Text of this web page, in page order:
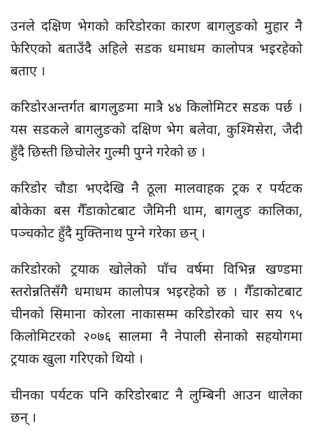
उनले दक्षिण भेगको करिडोरका कारण बागलुङको मुहार नै
फेरिएको बताउँदै अहिले सडक धमाधम कालोपत्र भइरहेको
बताए ।
करिडोरअन्तर्गत बागलुङमा मात्रै ४४ किलोमिटर सडक पर्छ ।
यस सडकले बागलुङको दक्षिण भेग बलेवा,कुश्मिसेरा, जैदी
हुँदैछिस्तीछिचोलेर गुल्मी पुग्ने गरेको छ ।
करिडोर चौडा भएदेखि नै ठूला मालवाहक ट्रक र पर्यटक
बोकेका बस गैँडाकोटबाट जैमिनी धाम, बागलुङ कालिका,
पञ्चकोट हुँदै मुक्तिनाथ पुग्ने गरेका छन् ।
करिडोरको ट्रयाक खोलेको पाँच वर्षमा विभिन्न खण्डमा
स्तरोन्नतिसँगै धमाधम कालोपत्र भइरहेको छ । गैँडाकोटबाट
चीनको सिमाना कोरला नाकासम्म करिडोरको चार सय ९५
किलोमिटरको २०७६ सालमा नै नेपाली सेनाको सहयोगमा
ट्रयाक खुला गरिएको थियो ।
चीनका पर्यटक पनि करिडोरबाट नै लुम्बिनी आउन थालेका
छन् ।